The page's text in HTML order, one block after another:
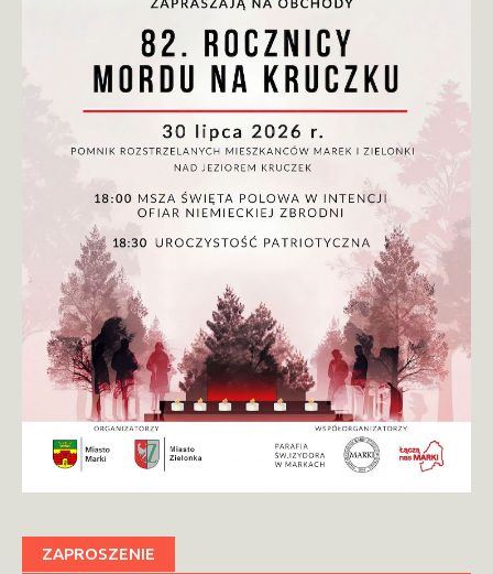
ZAPROSZENIE